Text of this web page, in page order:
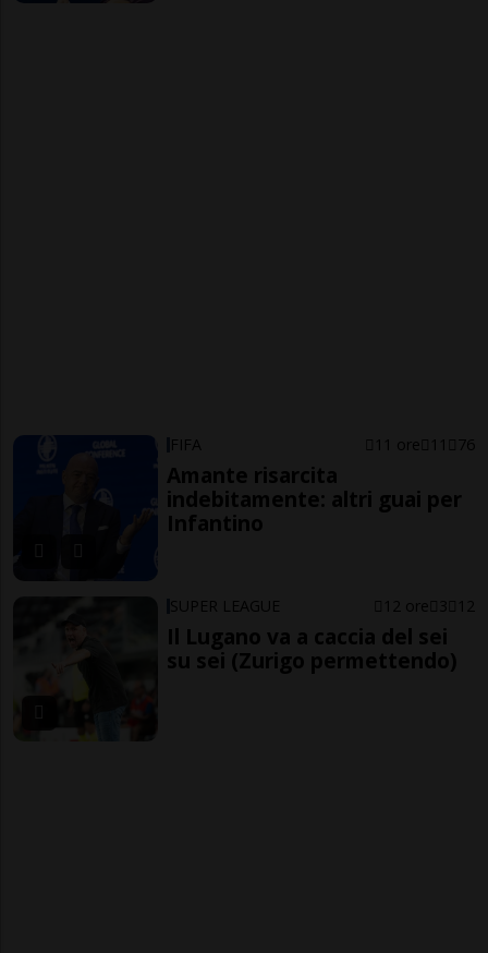
FIFA 11 ore 11 76
Amante risarcita
indebitamente: altri guai per
Infantino
SUPER LEAGUE 12 ore 3 12
Il Lugano va a caccia del sei
su sei (Zurigo permettendo)